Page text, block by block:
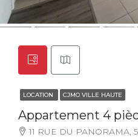
LOCATION CJMO VILLE HAUTE
Appartement 4
11 RUE DU PANORAMA,